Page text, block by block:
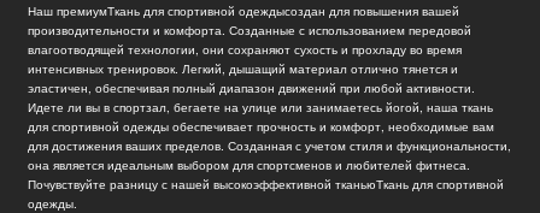
Наш премиумТкань для спортивной одеждысоздан для повышения вашей
производительности и комфорта. Созданные с использованием передовой
влагоотводящей технологии, они сохраняют сухость и прохладу во время
интенсивных тренировок. Легкий, дышащий материал отлично тянется и
эластичен, обеспечивая полный диапазон движений при любой активности.
Идете ли вы в спортзал, бегаете на улице или занимаетесь йогой, наша ткань
для спортивной одежды обеспечивает прочность и комфорт, необходимые вам
для достижения ваших пределов. Созданная с учетом стиля и функциональности,
она является идеальным выбором для спортсменов и любителей фитнеса.
Почувствуйте разницу с нашей высокоэффективной тканьюТкань для спортивной
одежды.